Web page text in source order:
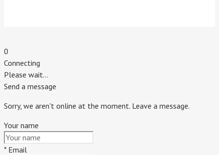
0
Connecting
Please wait...
Send a message
Sorry, we aren't online at the moment. Leave a message.
Your name
* Email